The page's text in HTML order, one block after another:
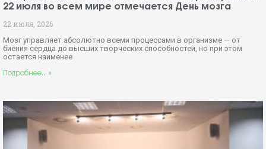
22 июля во всем мире отмечается День мозга
22 июля, 2026
Мозг управляет абсолютно всеми процессами в организме — от
биения сердца до высших творческих способностей, но при этом
остается наименее
Подробнее... »